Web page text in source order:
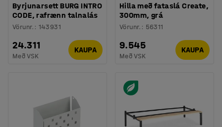
Byrjunarsett BURG INTRO
CODE, rafrænn talnalás
Vörunr. : 143931
24.311
Með VSK
KAUPA
Hilla með fataslá Create,
300mm, grá
Vörunr. : 56311
9.545
Með VSK
KAUPA